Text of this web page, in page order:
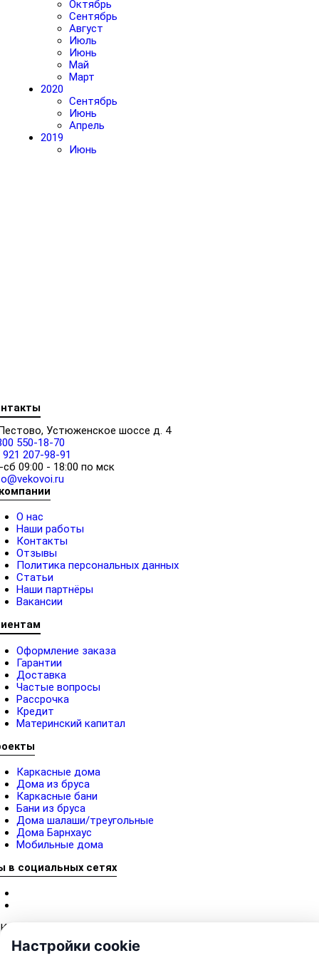
Октябрь
Сентябрь
Август
Июль
Июнь
Май
Март
2020
Сентябрь
Июнь
Апрель
2019
Июнь
Устюженское шоссе д. 4
550-18-70
921 207-98-91
сб 09:00 - 18:00 по мск
О нас
Наши работы
Контакты
Отзывы
Политика персональных данных
Статьи
Наши партнёры
Вакансии
Оформление заказа
Гарантии
Доставка
Частые вопросы
Рассрочка
Кредит
Материнский капитал
Каркасные дома
Дома из бруса
Каркасные бани
Бани из бруса
Дома шалаши/треугольные
Дома Барнхаус
Мобильные дома
в социальных сетях
Настройки cookie
Категории
Барнхаусы
Дома афрейм